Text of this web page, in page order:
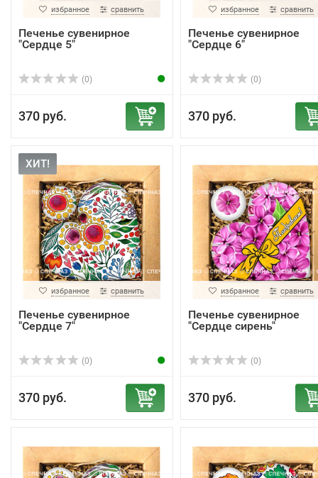
избранное сравнить
Печенье сувенирное
"Сердце 5"
(0)
370 руб.
избранное сравнить
Печенье сувенирное
"Сердце 6"
(0)
370 руб.
ХИТ!
избранное сравнить
Печенье сувенирное
"Сердце 7"
(0)
370 руб.
избранное сравнить
Печенье сувенирное
"Сердце сирень"
(0)
370 руб.